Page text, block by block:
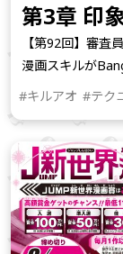
第3章 印
【第92回】審査
漫画スキルが
#キルアオ #テク